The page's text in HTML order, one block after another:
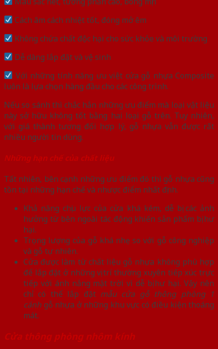
Cách âm cách nhiệt tốt, đóng mở êm
Không chứa chất độc hại cho sức khỏe và môi trường
Dễ dàng lắp đặt và vệ sinh
Với những tính năng ưu việt cửa gỗ nhựa Composite
luôn là lựa chọn hàng đầu cho các công trình.
Nếu so sánh thì chắc hẳn những ưu điểm mà loại vật liệu
này sở hữu không tốt bằng hai loại gỗ trên. Tuy nhiên,
với giá thành tương đối hợp lý, gỗ nhựa vẫn được rất
nhiều người tin dùng.
Những hạn chế của chất liệu
Tất nhiên, bên cạnh những ưu điểm đó thì gỗ nhựa cũng
tồn tại những hạn chế và nhược điểm nhất định.
Khả năng chịu lực của cửa khá kém, dễ bị các ảnh
hưởng từ bên ngoài tác động khiến sản phẩm bị hư
hại.
Trọng lượng của gỗ khá nhẹ so với gỗ công nghiệp
và gỗ tự nhiên.
Cửa được làm từ chất liệu gỗ nhựa không phù hợp
để lắp đặt ở những vị trí thường xuyên tiếp xúc trực
tiếp với ánh nắng mặt trời vì dễ bị hư hại. Vậy nên
chỉ có thể lắp đặt mẫu cửa gỗ thông phòng 1
cánh gỗ nhựa ở những khu vực có điều kiện thoáng
mát.
Cửa thông phòng nhôm kính